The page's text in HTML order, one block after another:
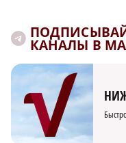
КАНАЛЫ В